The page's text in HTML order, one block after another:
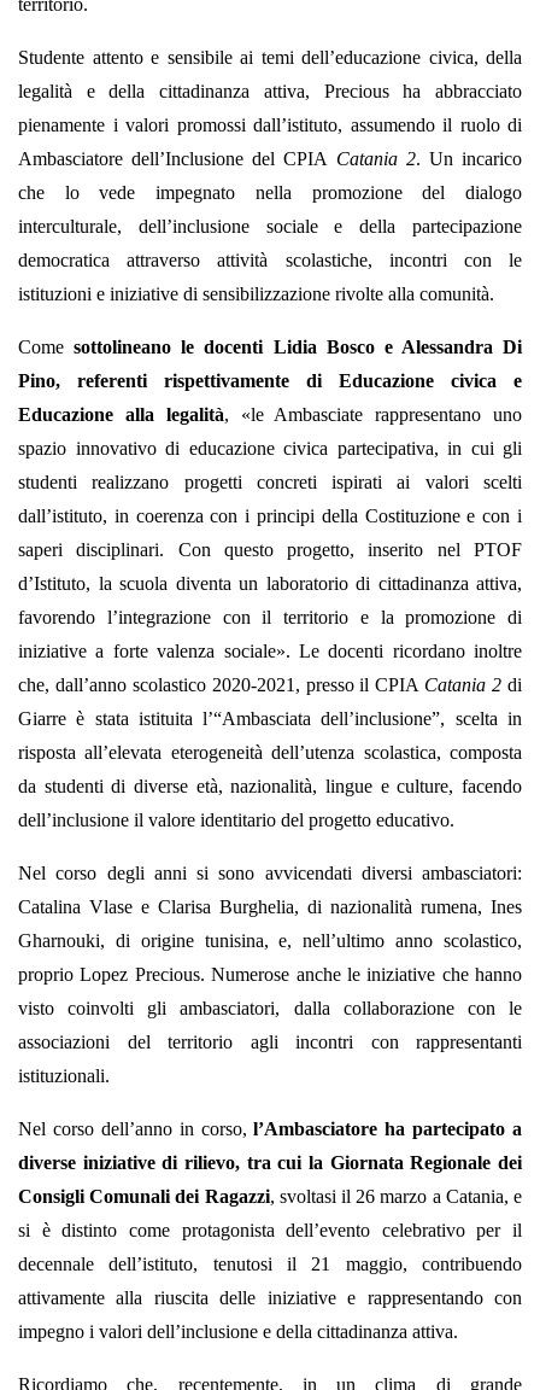
Studente attento e sensibile ai temi dell’educazione civica, della
legalità e della cittadinanza attiva, Precious ha abbracciato
pienamente i valori promossi dall’istituto, assumendo il ruolo di
Ambasciatore dell’Inclusione del CPIA Catania 2. Un incarico
che lo vede impegnato nella promozione del dialogo
interculturale, dell’inclusione sociale e della partecipazione
democratica attraverso attività scolastiche, incontri con le
istituzioni e iniziative di sensibilizzazione rivolte alla comunità.
Comesottolineano le docenti Lidia Bosco e Alessandra Di
Pino, referenti rispettivamente di Educazione civica e
Educazione alla legalità, «le Ambasciate rappresentano uno
spazio innovativo di educazione civica partecipativa, in cui gli
studenti realizzano progetti concreti ispirati ai valori scelti
dall’istituto, in coerenza con i principi della Costituzione e con i
saperi disciplinari. Con questo progetto, inserito nel PTOF
d’Istituto, la scuola diventa un laboratorio di cittadinanza attiva,
favorendo l’integrazione con il territorio e la promozione di
iniziative a forte valenza sociale». Le docenti ricordano inoltre
che, dall’anno scolastico 2020-2021, presso il CPIA Catania 2 di
Giarre è stata istituita l’“Ambasciata dell’inclusione”, scelta in
risposta all’elevata eterogeneità dell’utenza scolastica, composta
da studenti di diverse età, nazionalità, lingue e culture, facendo
dell’inclusione il valore identitario del progetto educativo.
Nel corso degli anni si sono avvicendati diversi ambasciatori:
Catalina Vlase e Clarisa Burghelia, di nazionalità rumena, Ines
Gharnouki, di origine tunisina, e, nell’ultimo anno scolastico,
proprio Lopez Precious. Numerose anche le iniziative che hanno
visto coinvolti gli ambasciatori, dalla collaborazione con le
associazioni del territorio agli incontri con rappresentanti
istituzionali.
Nel corso dell’anno in corso,l’Ambasciatore ha partecipato a
diverse iniziative di rilievo, tra cui la Giornata Regionale dei
Consigli Comunali dei Ragazzi, svoltasi il 26 marzo a Catania, e
si è distinto come protagonista dell’evento celebrativo per il
decennale dell’istituto, tenutosi il 21 maggio, contribuendo
attivamente alla riuscita delle iniziative e rappresentando con
impegno i valori dell’inclusione e della cittadinanza attiva.
Ricordiamo che, recentemente, in un clima di grande